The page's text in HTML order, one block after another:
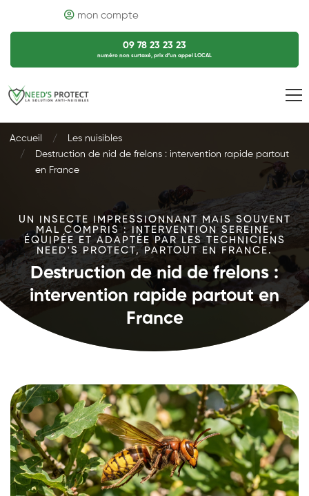
mon compte
09 78 23 23 23
numéro non surtaxé, prix d’un appel LOCAL
Accueil
Les nuisibles
Destruction de nid de frelons : intervention rapide partout
en France
UN INSECTE IMPRESSIONNANT MAIS SOUVENT
MAL COMPRIS : INTERVENTION SEREINE,
ÉQUIPÉE ET ADAPTÉE PAR LES TECHNICIENS
NEED'S PROTECT, PARTOUT EN FRANCE.
Destruction de nid de frelons :
intervention rapide partout en
France